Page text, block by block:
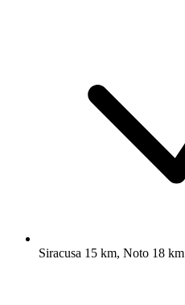
Siracusa 15 km, Noto 18 km